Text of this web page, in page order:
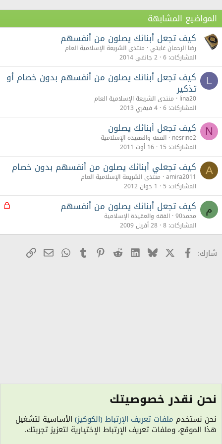
المواضيع المشابهة
كيف تجعل أبنائك يصلون من أنفسھم
رضا الرحمان غايتي منتدى الشريعة الإسلامية العام
المشاركات 6 2 جانفي 2014
L كيف تجعل أبنائك يصلون من أنفسهم بدون خصام أو
تذكير
lina20 منتدى الشريعة الإسلامية العام
المشاركات 6 4 فيفري 2013
N كيف تجعل أبنائك يصلون
nesrine2 الفقه والعقيدة الإسلامية
المشاركات 15 16 أوت 2011
A كيف تجعلي أبنائك يصلون من أنفسهم بدون خصام
amira2011 منتدى الشريعة الإسلامية العام
المشاركات 5 1 جوان 2012
م م كيف تجعل أبنائك يصلون من أنفسهم
محمد90
الفقه والعقيدة الإسلامية
المشاركات 8 28 أفريل 2009
شارك: Facebook
X
Bluesky
LinkedIn
Reddit
Pinterest
Tumblr
WhatsApp
البريدرابط
الفقه والعقيدة الإسلامية
الكوكيز
نحن نقدر خصوصيتك
نحن نستخدم ملفات تعريف الإرتباط (الكوكيز) الأساسية لتشغيل
هذا الموقع، وملفات تعريف الإرتباط الإختيارية لتعزيز تجربتك.